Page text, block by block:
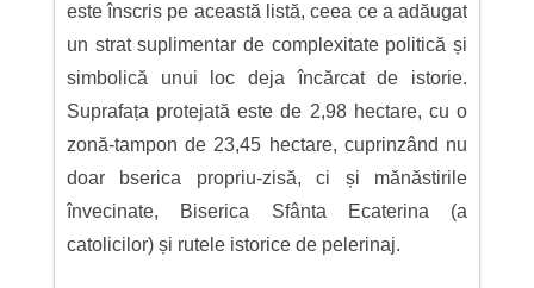
este înscris pe această listă, ceea ce a adăugat
un strat suplimentar de complexitate politică și
simbolică unui loc deja încărcat de istorie.
Suprafața protejată este de 2,98 hectare, cu o
zonă-tampon de 23,45 hectare, cuprinzând nu
doar bserica propriu-zisă, ci și mănăstirile
învecinate, Biserica Sfânta Ecaterina (a
catolicilor) și rutele istorice de pelerinaj.